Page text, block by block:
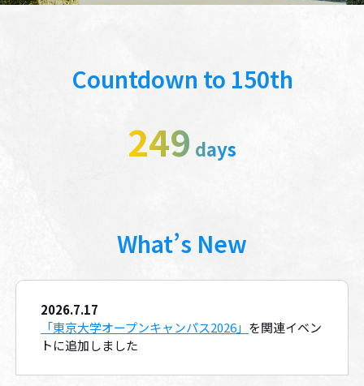
Countdown to 150th
249 days
What’s New
2026.7.17
「東京大学オープンキャンパス2026」 を関連イベン
トに追加しました